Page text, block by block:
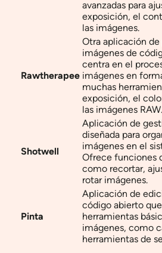
avanzadas para
exposición, el
las imágenes.
Rawtherapee
Otra aplicación
imágenes de
centra en el
imágenes en
muchas
exposición, el
las imágenes RAW.
Shotwell
Aplicación de
diseñada para
imágenes en el
Ofrece funciones
como recortar,
rotar imágenes.
Pinta
Aplicación de
código abierto
herramientas
imágenes, como
herramientas de